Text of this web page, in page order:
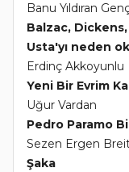
Banu Yıldıran
Balzac,
Usta'yı neden
Erdinç Akkoyunlu
Yeni Bir Evrim
Uğur Vardan
Pedro Paramo
Sezen Ergen
Şaka